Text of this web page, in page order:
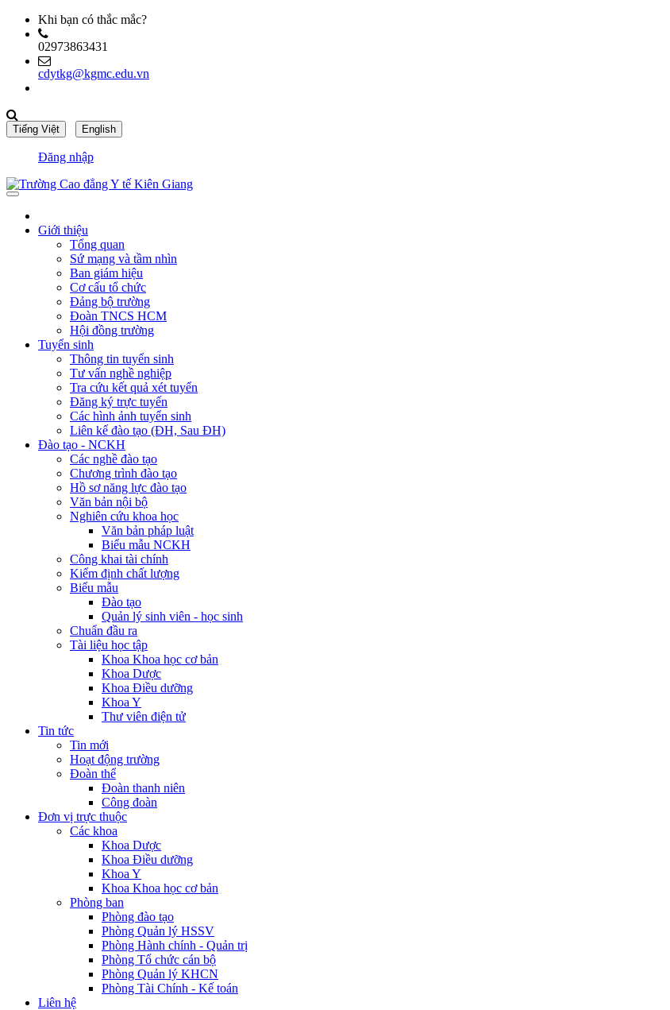
Khi bạn có thắc mắc?
02973863431
cdytkg@kgmc.edu.vn
Đăng nhập
Giới thiệu
Tổng quan
Sứ mạng và tầm nhìn
Ban giám hiệu
Cơ cấu tổ chức
Đảng bộ trường
Đoàn TNCS HCM
Hội đồng trường
Tuyển sinh
Thông tin tuyển sinh
Tư vấn nghề nghiệp
Tra cứu kết quả xét tuyển
Đăng ký trực tuyến
Các hình ảnh tuyển sinh
Liên kế đào tạo (ĐH, Sau ĐH)
Đào tạo - NCKH
Các nghề đào tạo
Chương trình đào tạo
Hồ sơ năng lực đào tạo
Văn bản nội bộ
Nghiên cứu khoa học
Văn bản pháp luật
Biểu mẫu NCKH
Công khai tài chính
Kiểm định chất lượng
Biểu mẫu
Đào tạo
Quản lý sinh viên - học sinh
Chuẩn đầu ra
Tài liệu học tập
Khoa Khoa học cơ bản
Khoa Dược
Khoa Điều dưỡng
Khoa Y
Thư viên điện tử
Tin tức
Tin mới
Hoạt động trường
Đoàn thể
Đoàn thanh niên
Công đoàn
Đơn vị trực thuộc
Các khoa
Khoa Dược
Khoa Điều dưỡng
Khoa Y
Khoa Khoa học cơ bản
Phòng ban
Phòng đào tạo
Phòng Quản lý HSSV
Phòng Hành chính - Quản trị
Phòng Tổ chức cán bộ
Phòng Quản lý KHCN
Phòng Tài Chính - Kế toán
Liên hệ